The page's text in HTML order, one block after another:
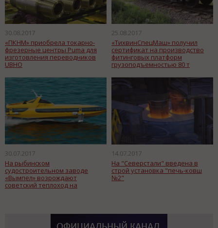
30.08.2017
«ПКНМ» приобрела токарно-
фрезерные центры Puma для
изготовления переводников
UBHO
25.08.2017
«ТихвинСпецМаш» получил
сертификат на производство
фитинговых платформ
грузоподъемностью 80 т
30.07.2017
На рыбинском
судостроительном заводе
«Вымпел» возрождают
советский теплоход на
14.07.2017
На "Северстали" введена в
строй установка "печь-ковш
№2"